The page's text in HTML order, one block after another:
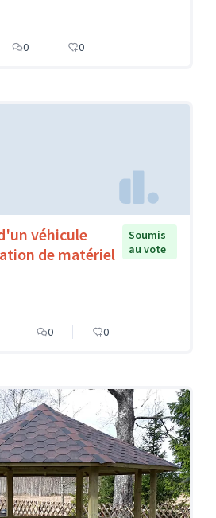
0 0
véhicule
de matériel
Soumis
au vote
0 0